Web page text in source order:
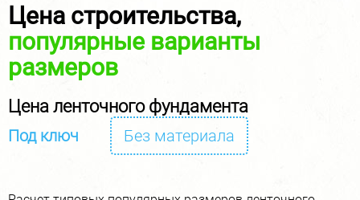
Цена строительства,
популярные варианты
размеров
Цена ленточного фундамента
Под ключ Без материала